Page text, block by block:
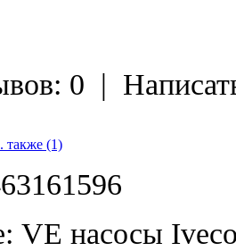
0 |
также (1)
VE насосы